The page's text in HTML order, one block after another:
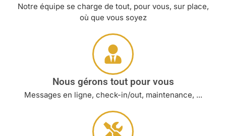
Notre équipe se charge de tout, pour vous, sur place,
où que vous soyez
Nous gérons tout pour vous
Messages en ligne, check-in/out, maintenance, ...